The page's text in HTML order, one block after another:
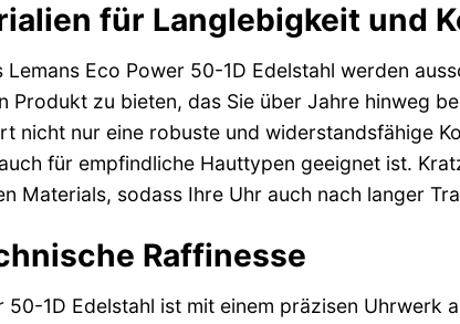
für Langlebigkeit und
Eco Power 50-1D Edelstahl werden
Produkt zu bieten, das Sie über Jahre hinweg
nicht nur eine robuste und widerstandsfähige
für empfindliche Hauttypen geeignet ist.
Materials, sodass Ihre Uhr auch nach langer
Raffinesse
50-1D Edelstahl ist mit einem präzisen Uhrwerk